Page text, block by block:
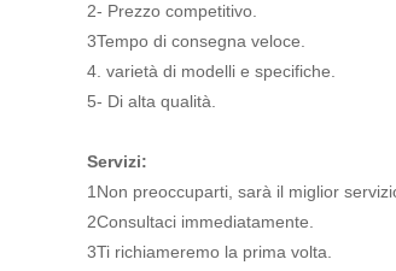
2- Prezzo competitivo.
3Tempo di consegna veloce.
4. varietà di modelli e specifiche.
5- Di alta qualità.
Servizi:
1Non preoccuparti, sarà il miglior
2Consultaci immediatamente.
3Ti richiameremo la prima volta.